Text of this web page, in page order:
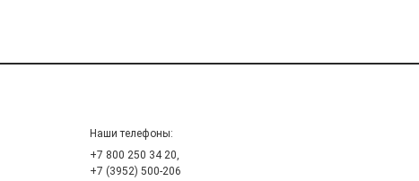
Наши телефоны:
+7 800 250 34 20,
+7 (3952) 500-206